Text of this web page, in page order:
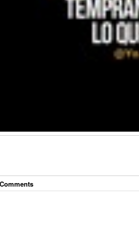
Comments